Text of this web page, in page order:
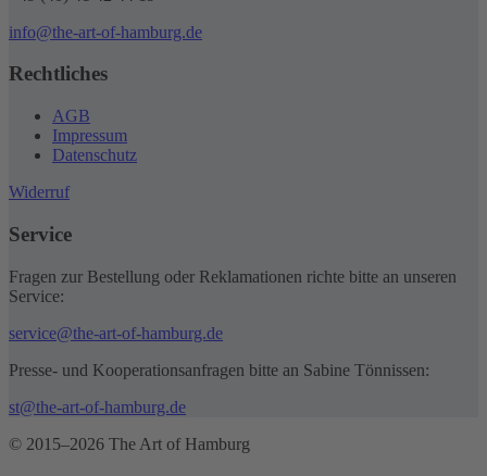
info@the-art-of-hamburg.de
Rechtliches
AGB
Impressum
Datenschutz
Widerruf
Service
Fragen zur Bestellung oder Reklamationen richte bitte an unseren
Service:
service@the-art-of-hamburg.de
Presse- und Kooperationsanfragen bitte an Sabine Tönnissen:
st@the-art-of-hamburg.de
© 2015–2026 The Art of Hamburg